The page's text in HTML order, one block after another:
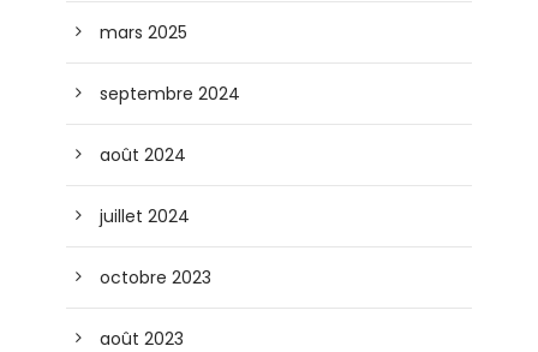
mars 2025
septembre 2024
août 2024
juillet 2024
octobre 2023
août 2023